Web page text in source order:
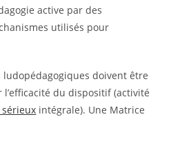
active par des
utilisés pour
doivent être
du dispositif (activité
intégrale). Une Matrice